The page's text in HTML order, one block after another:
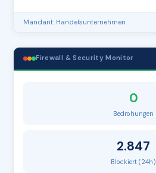
Mandant: Handelsunternehmen
Firewall & Security Monitor
0
Bedrohungen
2.847
Blockiert (24h)